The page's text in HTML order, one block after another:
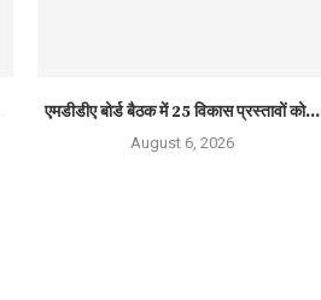
एमडीडीए बोर्ड बैठक में 25 विकास प्रस्तावों को...
August 6, 2026